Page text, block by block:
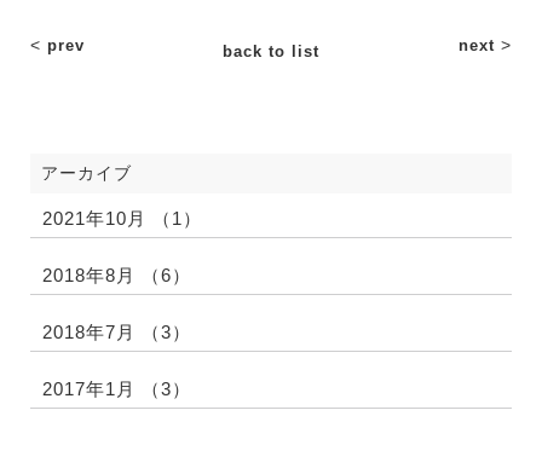
<prev back to list next>
アーカイブ
2021年10月 （1）
2018年8月 （6）
2018年7月 （3）
2017年1月 （3）